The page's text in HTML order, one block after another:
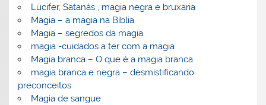
Lúcifer, Satanás , magia negra e bruxaria
Magia – a magia na Bíblia
Magia – segredos da magia
magia -cuidados a ter com a magia
Magia branca – O que é a magia branca
magia branca e negra – desmistificando
preconceitos
Magia de sangue